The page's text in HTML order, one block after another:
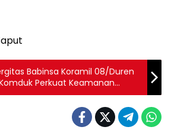
Babinsa Koramil 08/Duren
Perkuat Keamanan